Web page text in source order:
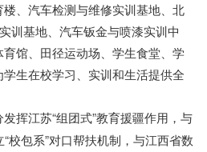
、汽车检测与维修实训基地、北
训基地、汽车钣金与喷漆实训中
馆、田径运动场、学生食堂、学
生在校学习、实训和生活提供全
发挥江苏“组团式”教育援疆作用，与
“校包系”对口帮扶机制，与江西省数